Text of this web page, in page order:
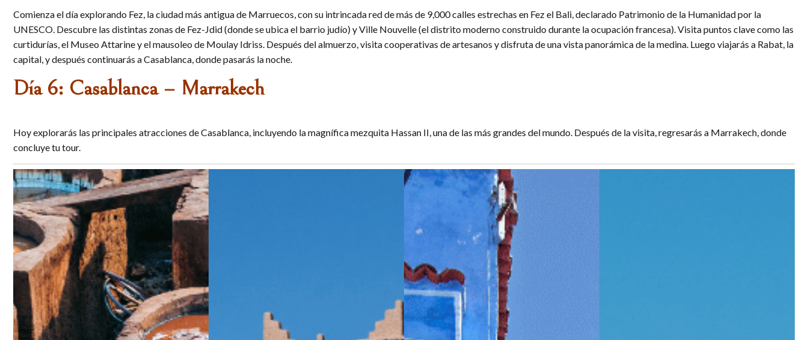
Comienza el día explorando Fez, la ciudad más antigua de Marruecos, con su intrincada red de más de 9,000 calles estrechas en Fez el Bali, declarado Patrimonio de la Humanidad por la
UNESCO. Descubre las distintas zonas de Fez-Jdid (donde se ubica el barrio judío) y Ville Nouvelle (el distrito moderno construido durante la ocupación francesa). Visita puntos clave como las
curtidurías, el Museo Attarine y el mausoleo de Moulay Idriss. Después del almuerzo, visita cooperativas de artesanos y disfruta de una vista panorámica de la medina. Luego viajarás a Rabat, la
capital, y después continuarás a Casablanca, donde pasarás la noche.
Día 6: Casablanca – Marrakech
Hoy explorarás las principales atracciones de Casablanca, incluyendo la magnífica mezquita Hassan II, una de las más grandes del mundo. Después de la visita, regresarás a Marrakech, donde
concluye tu tour.